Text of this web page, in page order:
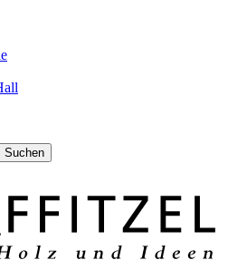
Suchen